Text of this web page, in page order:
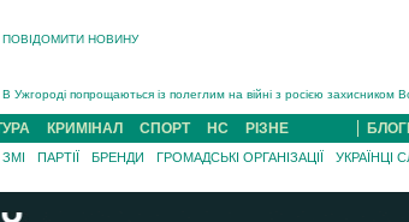
ПОВІДОМИТИ НОВИНУ
В Ужгороді попрощаються із полеглим на війні з росією
В Ужгороді 5 серпня попрощаються із захисником Богданом
Підтвердили загибель захисника із Нанкова на Хустщині Юліана
На війні з рф поліг військовий з Виноградова Ігнат Роздяловський
На Хустщині внаслідок ДТП за участі трьох авто постраждали 13
Інструктора районного ТЦК на Закарпатті судитимуть за
КРИМІНАЛ СПОРТ НС РІЗНЕ
ЗМІ ПАРТІЇ БРЕНДИ ГРОМАДСЬКІ ОРГАНІЗАЦІЇ УКРАЇНЦІ